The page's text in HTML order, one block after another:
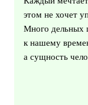
этом не хочет
Много дельных
к нашему
а сущность